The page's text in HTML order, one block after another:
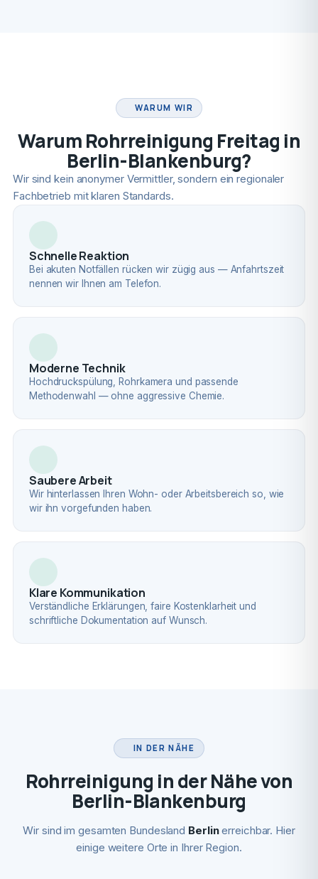
WARUM WIR
Warum Rohrreinigung Freitag in
Berlin-Blankenburg?
Wir sind kein anonymer Vermittler, sondern ein regionaler
Fachbetrieb mit klaren Standards.
Schnelle Reaktion
Bei akuten Notfällen rücken wir zügig aus — Anfahrtszeit
nennen wir Ihnen am Telefon.
Moderne Technik
Hochdruckspülung, Rohrkamera und passende
Methodenwahl — ohne aggressive Chemie.
Saubere Arbeit
Wir hinterlassen Ihren Wohn- oder Arbeitsbereich so, wie
wir ihn vorgefunden haben.
Klare Kommunikation
Verständliche Erklärungen, faire Kostenklarheit und
schriftliche Dokumentation auf Wunsch.
IN DER NÄHE
Rohrreinigung in der Nähe von
Berlin-Blankenburg
Wir sind im gesamten Bundesland Berlinerreichbar. Hier
einige weitere Orte in Ihrer Region.